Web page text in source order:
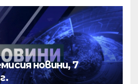
новини, 7